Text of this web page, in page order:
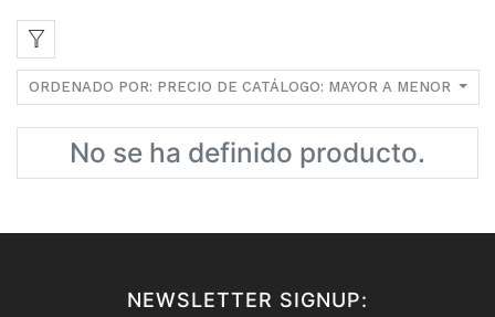
ORDENADO POR: PRECIO DE CATÁLOGO: MAYOR A MENOR
No se ha definido producto.
NEWSLETTER SIGNUP: